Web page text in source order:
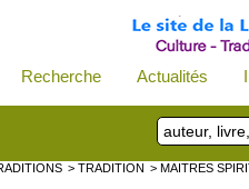
Recherche Actualités
> TRADITION > MAITRES